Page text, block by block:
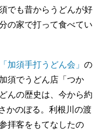
でも昔からうどんが好
の家で打って食べてい
「加須手打うどん会」 の
須でうどん店「つか
んの歴史は、今から約
かのぼる。利根川の渡
拝客をもてなしたの